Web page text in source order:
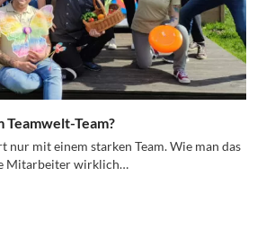
Teamwelt-Team?
nur mit einem starken Team. Wie man das
Mitarbeiter wirklich…